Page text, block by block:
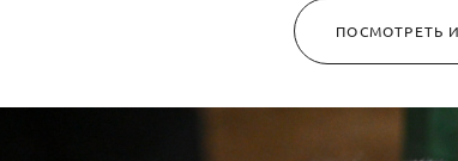
ПОСМОТРЕТЬ